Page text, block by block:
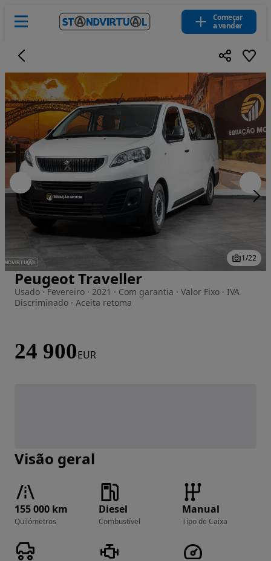
Começar
a vender
Imagem 1 de 22
1/22
Peugeot Traveller
Usado · Fevereiro · 2021 · Com garantia · Valor Fixo · IVA
Discriminado · Aceita retoma
24 900EUR
Visão geral
155 000 km
Quilómetros
Diesel
Combustível
Manual
Tipo de Caixa